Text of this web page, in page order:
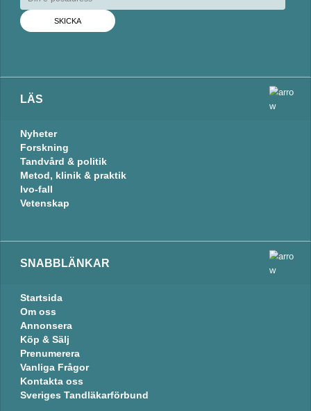
I
n
o
k
LÄS
Nyheter
Forskning
Tandvård & politik
Metod, klinik & praktik
Ivo-fall
Vetenskap
SNABBLÄNKAR
Startsida
Om oss
Annonsera
Köp & Sälj
Prenumerera
Vanliga Frågor
Kontakta oss
Sveriges Tandläkarförbund